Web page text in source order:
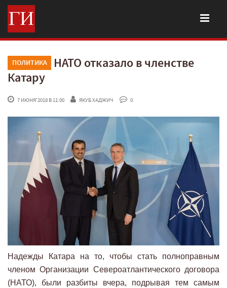
ПОЛИТИКА
НАТО отказало в членстве
Катару
7 ИЮНЯ'2018 В 11:00 ЯКУБ ХАДЖИЧ 0
Надежды Катара на то, чтобы стать полноправным
членом Организации Североатлантического договора
(НАТО), были разбиты вчера, подрывая тем самым